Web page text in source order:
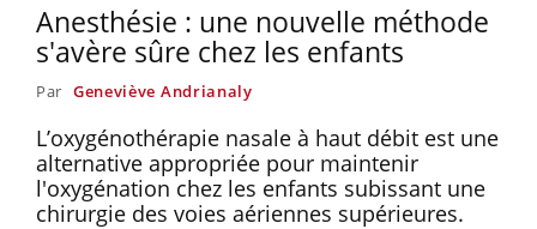
Anesthésie : une nouvelle méthode
s'avère sûre chez les enfants
Par Geneviève Andrianaly
L’oxygénothérapie nasale à haut débit est une
alternative appropriée pour maintenir
l'oxygénation chez les enfants subissant une
chirurgie des voies aériennes supérieures.